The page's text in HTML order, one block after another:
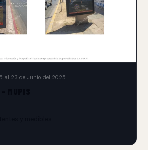
al 23 de Junio del 2025